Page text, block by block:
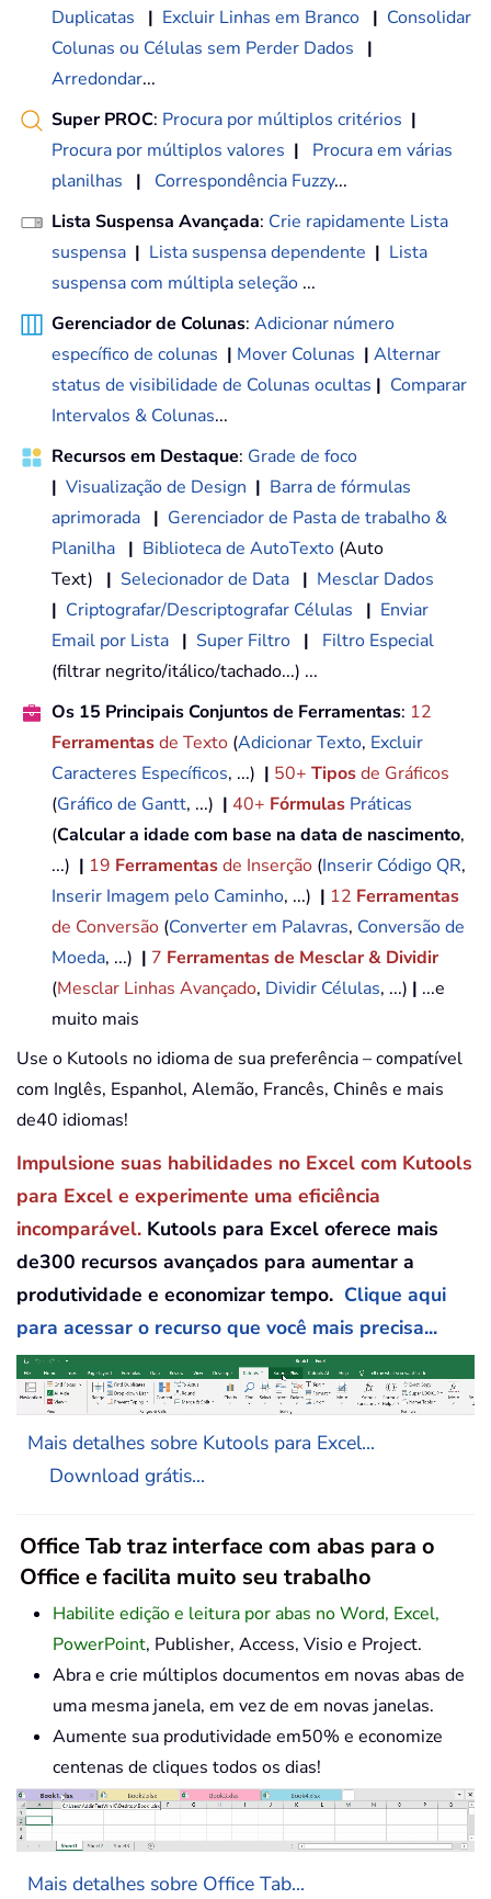
Duplicatas | Excluir Linhas em Branco | Consolidar
Colunas ou Células sem Perder Dados
|
Arredondar...
Super PROC: Procura por múltiplos critérios |
Procura por múltiplos valores |
Procura em várias
planilhas
| Correspondência Fuzzy...
Lista Suspensa Avançada: Crie rapidamente Lista
suspensa | Lista suspensa dependente | Lista
suspensa com múltipla seleção ...
Gerenciador de Colunas: Adicionar número
específico de colunas | Mover Colunas | Alternar
status de visibilidade de Colunas ocultas | Comparar
Intervalos & Colunas...
Recursos em Destaque: Grade de foco
| Visualização de Design | Barra de fórmulas
aprimorada | Gerenciador de Pasta de trabalho &
Planilha | Biblioteca de AutoTexto (Auto
Text) | Selecionador de Data | Mesclar Dados
| Criptografar/Descriptografar Células | Enviar
Email por Lista | Super Filtro |
Filtro Especial
(filtrar negrito/itálico/tachado...) ...
Os 15 Principais Conjuntos de Ferramentas: 12
Ferramentasde Texto (Adicionar Texto, Excluir
Caracteres Específicos, ...) | 50+ Tiposde Gráficos
(Gráfico de Gantt, ...) | 40+ Fórmulas Práticas
(Calcular a idade com base na data de nascimento,
...) | 19 Ferramentasde Inserção (Inserir Código QR,
Inserir Imagem pelo Caminho, ...) | 12 Ferramentas
de Conversão (Converter em Palavras, Conversão de
Moeda, ...) | 7 Ferramentas de Mesclar & Dividir
(Mesclar Linhas Avançado, Dividir Células, ...) | ...e
muito mais
Use o Kutools no idioma de sua preferência – compatível
com Inglês, Espanhol, Alemão, Francês, Chinês e mais
de40 idiomas!
Impulsione suas habilidades no Excel com Kutools
para Excel e experimente uma eficiência
incomparável. Kutools para Excel oferece mais
de300 recursos avançados para aumentar a
produtividade e economizar tempo. Clique aqui
para acessar o recurso que você mais precisa...
Mais detalhes sobre Kutools para Excel...
Download grátis...
Office Tab traz interface com abas para o
Office e facilita muito seu trabalho
Habilite edição e leitura por abas no Word, Excel,
PowerPoint, Publisher, Access, Visio e Project.
Abra e crie múltiplos documentos em novas abas de
uma mesma janela, em vez de em novas janelas.
Aumente sua produtividade em50% e economize
centenas de cliques todos os dias!
Mais detalhes sobre Office Tab...